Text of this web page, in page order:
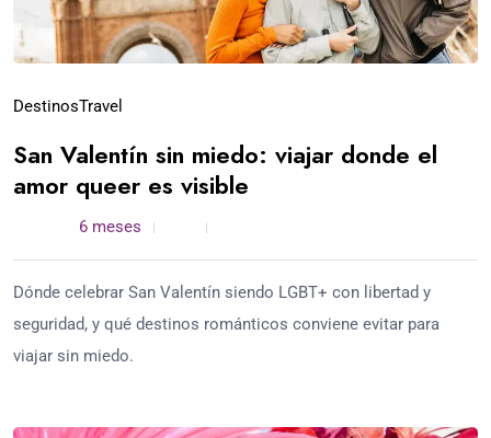
DestinosTravel
San Valentín sin miedo: viajar donde el
amor queer es visible
6 meses
Dónde celebrar San Valentín siendo LGBT+ con libertad y
seguridad, y qué destinos románticos conviene evitar para
viajar sin miedo.